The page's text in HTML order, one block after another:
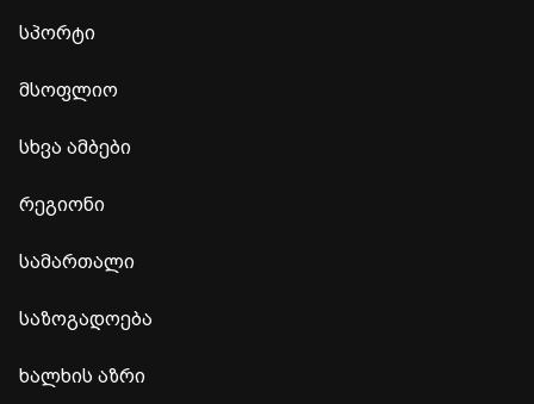
სპორტი
მსოფლიო
სხვა ამბები
რეგიონი
სამართალი
საზოგადოება
ხალხის აზრი